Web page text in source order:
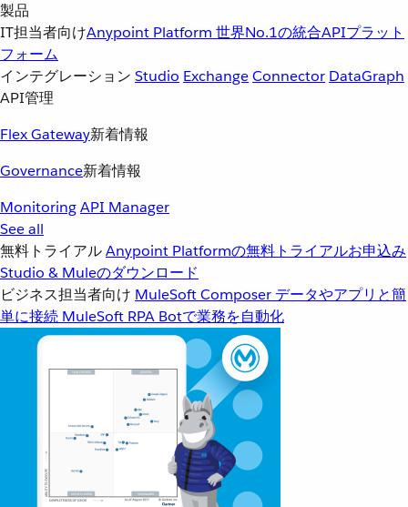
製品
IT担当者向けAnypoint Platform 世界No.1の統合APIプラット
フォーム
インテグレーション Studio ExchangeConnector DataGraph
API管理
Flex Gateway新着情報
Governance新着情報
MonitoringAPI Manager
See all
無料トライアルAnypoint Platformの無料トライアルお申込み
Studio & Muleのダウンロード
ビジネス担当者向け MuleSoft Composer データやアプリと簡
単に接続 MuleSoft RPA Botで業務を自動化